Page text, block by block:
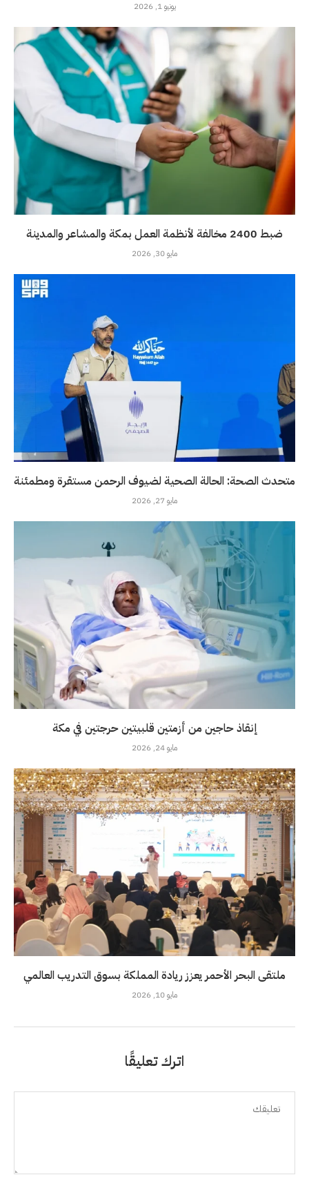
يونيو 1, 2026
ضبط 2400 مخالفة لأنظمة العمل بمكة والمشاعر والمدينة
مايو 30, 2026
متحدث الصحة: الحالة الصحية لضيوف الرحمن مستقرة ومطمئنة
مايو 27, 2026
إنقاذ حاجين من أزمتين قلبيتين حرجتين في مكة
مايو 24, 2026
ملتقى البحر الأحمر يعزز ريادة المملكة بسوق التدريب العالمي
مايو 10, 2026
اترك تعليقًا